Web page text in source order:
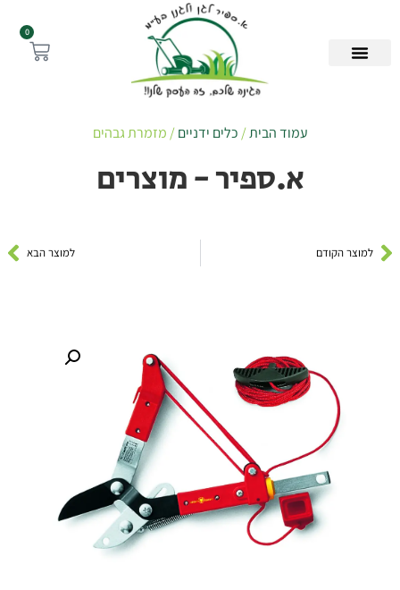
0
עמוד הבית/כלים ידניים/ מזמרת גבהים
א.ספיר - מוצרים
למוצר הקודם למוצר הבא